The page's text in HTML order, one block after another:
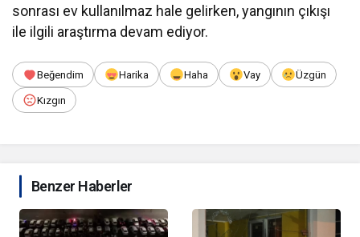
sonrası ev kullanılmaz hale gelirken, yangının çıkışı
ile ilgili araştırma devam ediyor.
Beğendim Harika Haha Vay Üzgün
Kızgın
Benzer Haberler